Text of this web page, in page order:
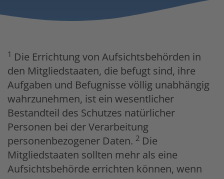
1 Die Errichtung von Aufsichtsbehörden in
den Mitgliedstaaten, die befugt sind, ihre
Aufgaben und Befugnisse völlig unabhängig
wahrzunehmen, ist ein wesentlicher
Bestandteil des Schutzes natürlicher
Personen bei der Verarbeitung
personenbezogener Daten. 2 Die
Mitgliedstaaten sollten mehr als eine
Aufsichtsbehörde errichten können, wenn